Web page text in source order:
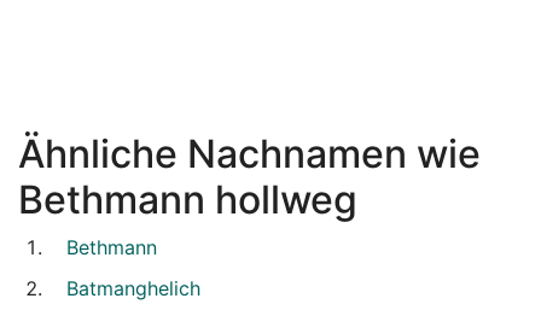
Ähnliche Nachnamen wie
Bethmann hollweg
Bethmann
Batmanghelich